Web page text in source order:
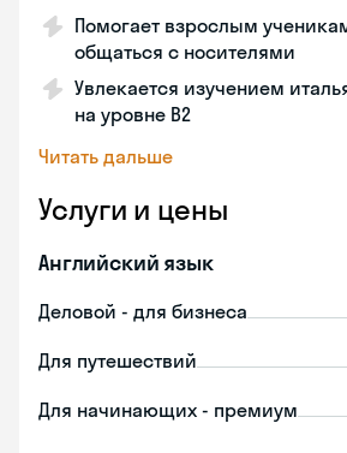
Помогает взрослым
общаться с носителями
Увлекается изучением
на уровне В2
Читать дальше
Услуги и цены
Английский язык
Деловой - для бизнеса
Для путешествий
Для начинающих - премиум